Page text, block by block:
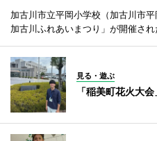
加古川市立平岡小学校（加古川市
加古川ふれあいまつり」が開催され
見る・遊ぶ
「稲美町花火大